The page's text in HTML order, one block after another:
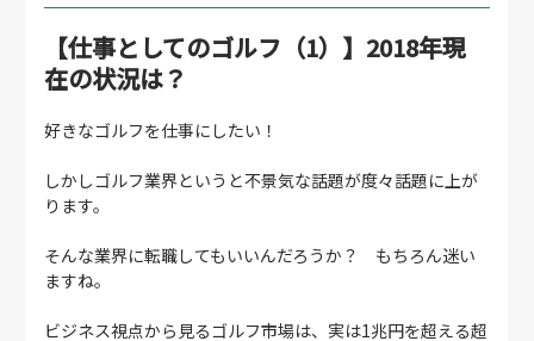
【仕事としてのゴルフ（1）】2018年現
在の状況は？
好きなゴルフを仕事にしたい！
しかしゴルフ業界というと不景気な話題が度々話題に上が
ります。
そんな業界に転職してもいいんだろうか？ もちろん迷い
ますね。
ビジネス視点から見るゴルフ市場は、実は1兆円を超える超